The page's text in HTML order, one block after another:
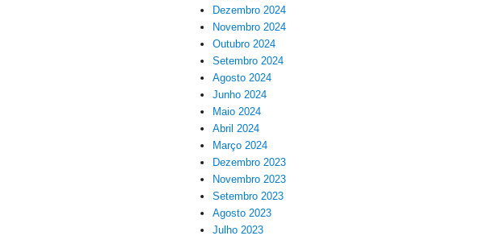
Dezembro 2024
Novembro 2024
Outubro 2024
Setembro 2024
Agosto 2024
Junho 2024
Maio 2024
Abril 2024
Março 2024
Dezembro 2023
Novembro 2023
Setembro 2023
Agosto 2023
Julho 2023